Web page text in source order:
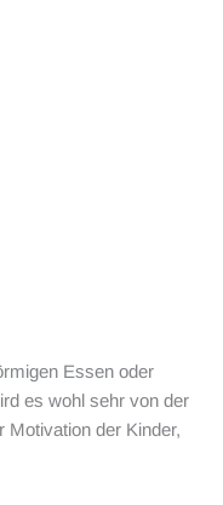
Essen oder
es wohl sehr von der
Motivation der Kinder,